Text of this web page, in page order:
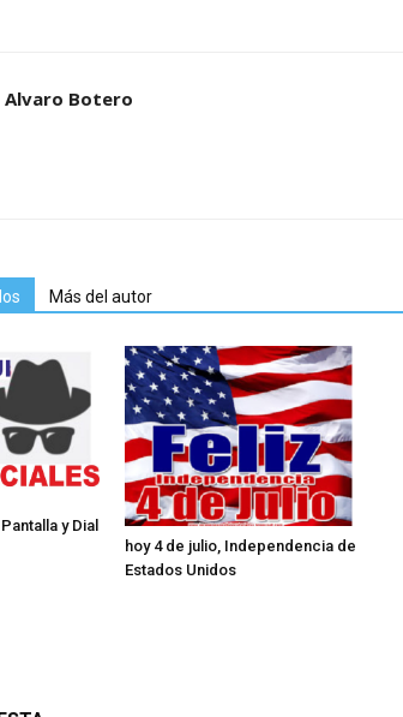
Alvaro Botero
Más del autor
y Dial
hoy 4 de julio, Independencia de
Estados Unidos